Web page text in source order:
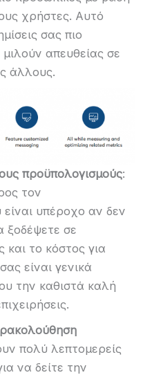
χρήστες. Αυτό
σας πιο
απευθείας σε
άλλους.
προϋπολογισμούς:
τον
υπέροχο αν δεν
ξοδέψετε σε
και το κόστος για
είναι γενικά
την καθιστά καλή
πολύ λεπτομερείς
να δείτε την